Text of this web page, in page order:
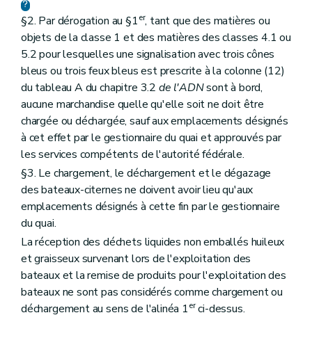
§2. Par dérogation au §1er, tant que des matières ou
objets de la classe 1 et des matières des classes 4.1 ou
5.2 pour lesquelles une signalisation avec trois cônes
bleus ou trois feux bleus est prescrite à la colonne (12)
du tableau A du chapitre 3.2 de l'ADNsont à bord,
aucune marchandise quelle qu'elle soit ne doit être
chargée ou déchargée, sauf aux emplacements désignés
à cet effet par le gestionnaire du quai et approuvés par
les services compétents de l'autorité fédérale.
§3. Le chargement, le déchargement et le dégazage
des bateaux-citernes ne doivent avoir lieu qu'aux
emplacements désignés à cette fin par le gestionnaire
du quai.
La réception des déchets liquides non emballés huileux
et graisseux survenant lors de l'exploitation des
bateaux et la remise de produits pour l'exploitation des
bateaux ne sont pas considérés comme chargement ou
déchargement au sens de l'alinéa 1erci-dessus.